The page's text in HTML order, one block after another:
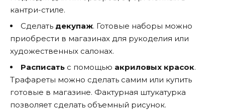
кантри-стиле.
Сделать декупаж. Готовые наборы можно
приобрести в магазинах для рукоделия или
художественных салонах.
Расписать с помощью акриловых красок.
Трафареты можно сделать самим или купить
готовые в магазине. Фактурная штукатурка
позволяет сделать объемный рисунок.